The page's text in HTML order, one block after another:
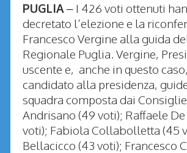
PUGLIA– I 426 voti ottenuti
decretato l’elezione e la
Francesco Vergine alla guida
Regionale Puglia. Vergine,
uscente e, anche in questo
candidato alla presidenza,
squadra composta dai
Andrisano (49 voti); Raffaele
voti); Fabiola Collabolletta (45
Bellacicco (43 voti); Francesco